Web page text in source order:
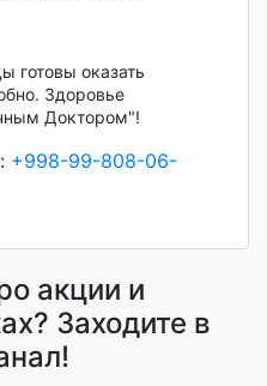
готовы оказать
Здоровье
Доктором"!
+998-99-808-06-
акции и
Заходите в